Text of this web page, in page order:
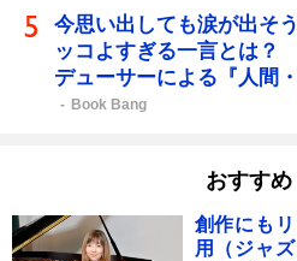
今思い出しても涙が出そ
ッコよすぎる一言とは？
デューサーによる『人間
Book Bang
おすすめ
創作にも
用（ジャ